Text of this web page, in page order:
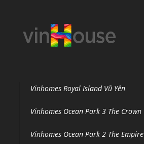
Vinhomes Royal Island Vũ Yên
Vinhomes Ocean Park 3 The Crown
Vinhomes Ocean Park 2 The Empire